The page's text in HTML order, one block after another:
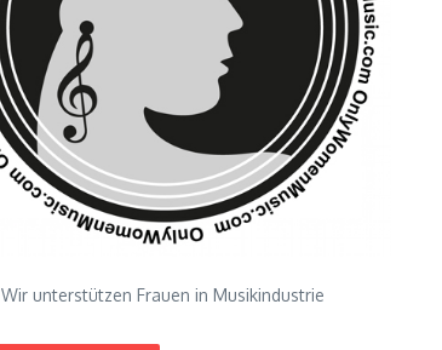
Wir unterstützen Frauen in Musikindustrie